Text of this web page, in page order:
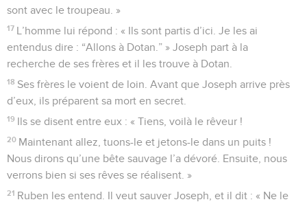
sont avec le troupeau. »
17 L’homme lui répond : « Ils sont partis d’ici. Je les ai
entendus dire : “Allons à Dotan.” » Joseph part à la
recherche de ses frères et il les trouve à Dotan.
18 Ses frères le voient de loin. Avant que Joseph arrive près
d’eux, ils préparent sa mort en secret.
19 Ils se disent entre eux : « Tiens, voilà le rêveur !
20 Maintenant allez, tuons-le et jetons-le dans un puits !
Nous dirons qu’une bête sauvage l’a dévoré. Ensuite, nous
verrons bien si ses rêves se réalisent. »
21 Ruben les entend. Il veut sauver Joseph, et il dit : « Ne le